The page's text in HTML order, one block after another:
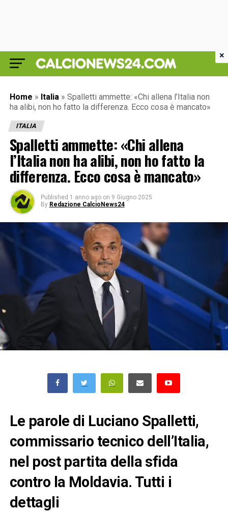
Home » Italia » Spalletti ammette: «Chi allena l’Italia non
ha alibi, non ho fatto la differenza. Ecco cosa è mancato»
ITALIA
Spalletti ammette: «Chi allena
l’Italia non ha alibi, non ho fatto la
differenza. Ecco cosa è mancato»
Published 1 anno ago on 9 Giugno 2025
By Redazione CalcioNews24
Le parole di Luciano Spalletti,
commissario tecnico dell’Italia,
nel post partita della sfida
contro la Moldavia. Tutti i
dettagli
×